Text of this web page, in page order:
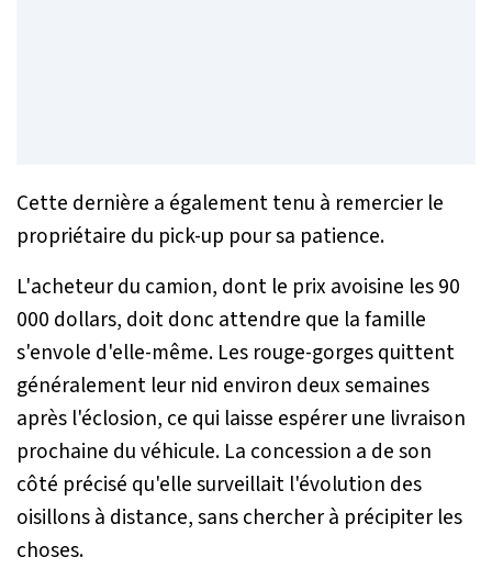
Cette dernière a également tenu à remercier le
propriétaire du pick-up pour sa patience.
L'acheteur du camion, dont le prix avoisine les 90
000 dollars, doit donc attendre que la famille
s'envole d'elle-même. Les rouge-gorges quittent
généralement leur nid environ deux semaines
après l'éclosion, ce qui laisse espérer une livraison
prochaine du véhicule. La concession a de son
côté précisé qu'elle surveillait l'évolution des
oisillons à distance, sans chercher à précipiter les
choses.